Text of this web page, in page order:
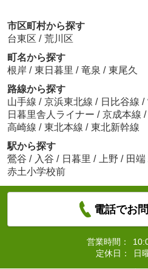
市区町村から探す
台東区 / 荒川区
町名から探す
根岸 / 東日暮里 / 竜泉 / 東尾久
路線から探す
山手線 / 京浜東北線 / 日比谷線 /
日暮里舎人ライナー / 京成本線 /
高崎線 / 東北本線 / 東北新幹線
駅から探す
鶯谷 / 入谷 / 日暮里 / 上野 / 田端
赤土小学校前
電話でお
営業時間：
定休日：
日